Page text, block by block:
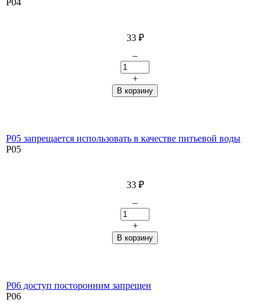
33 ₽
–
+
P05 запрещается использовать в качестве питьевой воды
P05
33 ₽
–
+
P06 доступ посторонним запрещен
P06